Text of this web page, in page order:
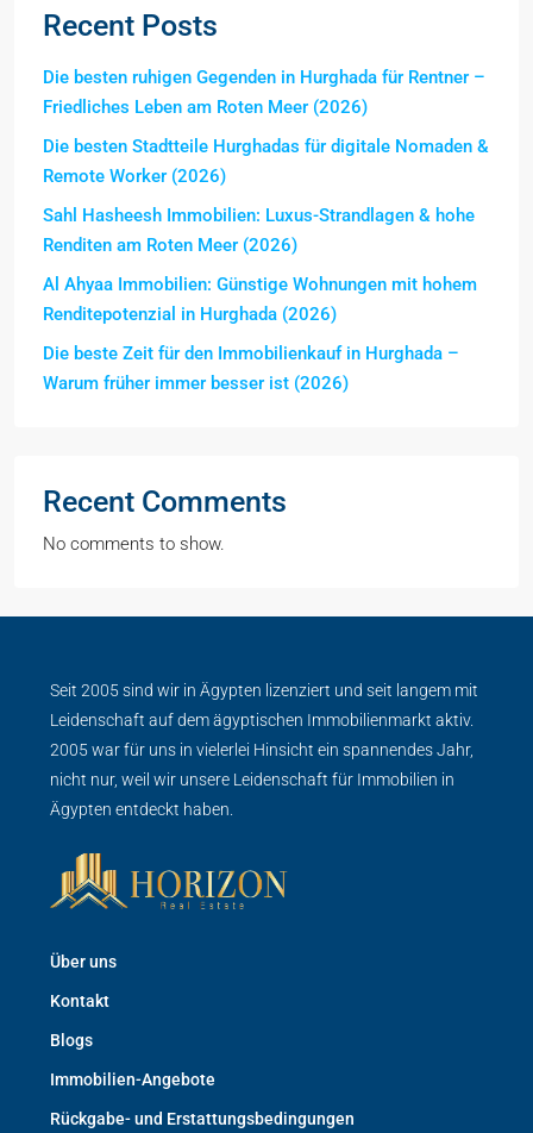
Recent Posts
Die besten ruhigen Gegenden in Hurghada für Rentner –
Friedliches Leben am Roten Meer (2026)
Die besten Stadtteile Hurghadas für digitale Nomaden &
Remote Worker (2026)
Sahl Hasheesh Immobilien: Luxus-Strandlagen & hohe
Renditen am Roten Meer (2026)
Al Ahyaa Immobilien: Günstige Wohnungen mit hohem
Renditepotenzial in Hurghada (2026)
Die beste Zeit für den Immobilienkauf in Hurghada –
Warum früher immer besser ist (2026)
Recent Comments
No comments to show.
Seit 2005 sind wir in Ägypten lizenziert und seit langem mit
Leidenschaft auf dem ägyptischen Immobilienmarkt aktiv.
2005 war für uns in vielerlei Hinsicht ein spannendes Jahr,
nicht nur, weil wir unsere Leidenschaft für Immobilien in
Ägypten entdeckt haben.
Über uns
Kontakt
Blogs
Immobilien-Angebote
Rückgabe- und Erstattungsbedingungen